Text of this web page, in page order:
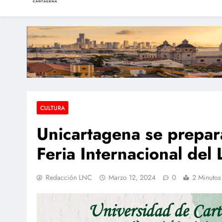
Condenan a dos
Dos
Hallan a una
LAS NOTICIAS CARTAGENA
Periodismo e Investigación
CULTURA
Unicartagena se
Feria Internacional del
Redacción LNC Marzo 12, 2024 0 2 Minutos